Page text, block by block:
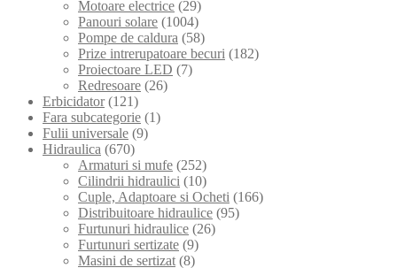
Motoare electrice (29)
Panouri solare (1004)
Pompe de caldura (58)
Prize intrerupatoare becuri (182)
Proiectoare LED (7)
Redresoare (26)
Erbicidator (121)
Fara subcategorie (1)
Fulii universale (9)
Hidraulica (670)
Armaturi si mufe (252)
Cilindrii hidraulici (10)
Cuple, Adaptoare si Ocheti (166)
Distribuitoare hidraulice (95)
Furtunuri hidraulice (26)
Furtunuri sertizate (9)
Masini de sertizat (8)